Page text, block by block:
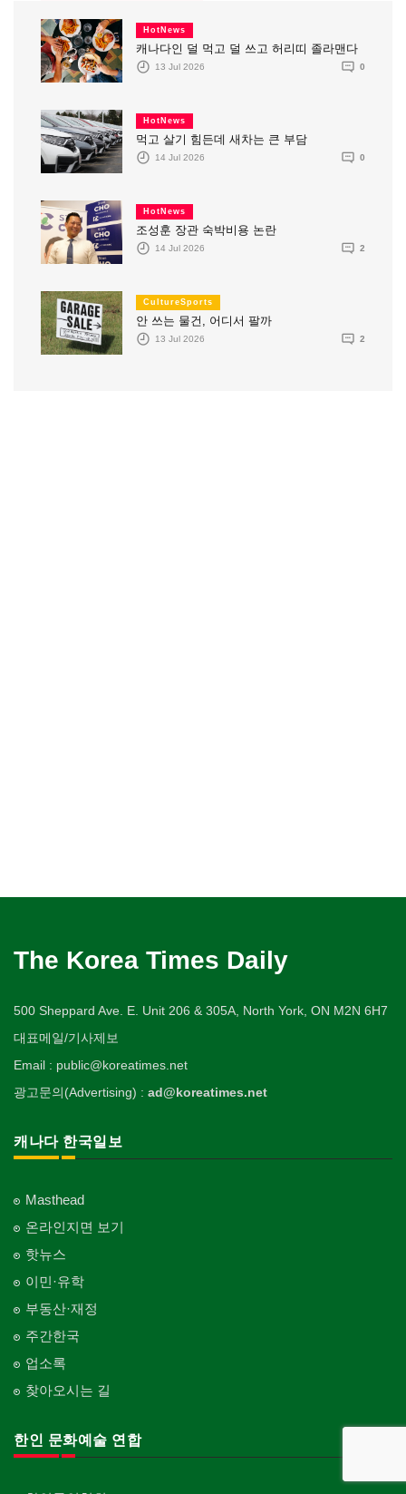
HotNews
캐나다인 덜 먹고 덜 쓰고 허리띠 졸라맨다
13 Jul 2026 0
HotNews
먹고 살기 힘든데 새차는 큰 부담
14 Jul 2026 0
HotNews
조성훈 장관 숙박비용 논란
14 Jul 2026 2
CultureSports
안 쓰는 물건, 어디서 팔까
13 Jul 2026 2
The Korea Times Daily
500 Sheppard Ave. E. Unit 206 & 305A, North York, ON M2N 6H7
대표메일/기사제보
Email : public@koreatimes.net
광고문의(Advertising) : ad@koreatimes.net
캐나다 한국일보
Masthead
온라인지면 보기
핫뉴스
이민·유학
부동산·재정
주간한국
업소록
찾아오시는 길
한인 문화예술 연합